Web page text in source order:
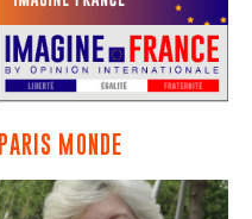
PARIS MONDE